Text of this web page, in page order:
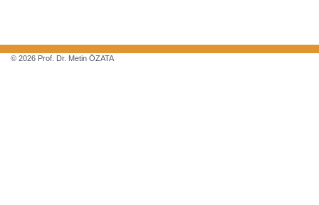
© 2026 Prof. Dr. Metin ÖZATA